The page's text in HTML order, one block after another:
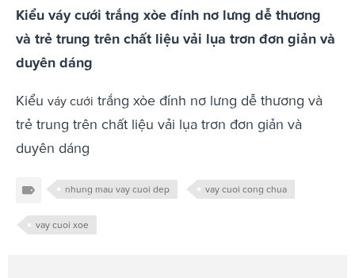
Kiểu váy cưới trắng xòe đính nơ lưng dễ thương
và trẻ trung trên chất liệu vải lụa trơn đơn giản và
duyên dáng
Kiểu váy cưới trắng xòe đính nơ lưng dễ thương và
trẻ trung trên chất liệu vải lụa trơn đơn giản và
duyên dáng
nhung mau vay cuoi dep vay cuoi cong chua
vay cuoi xoe